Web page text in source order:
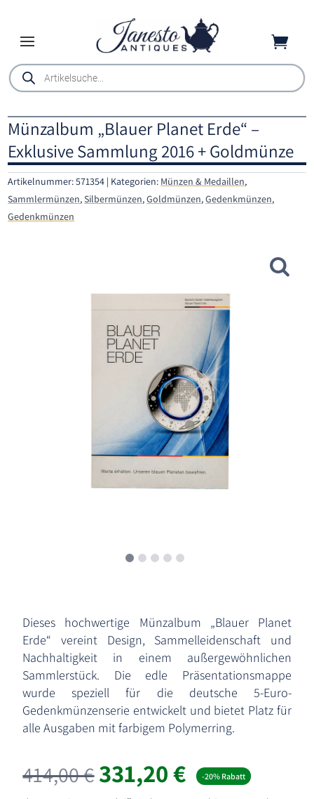

Products
search
Münzalbum „Blauer Planet Erde“ –
Exklusive Sammlung 2016 + Goldmünze
Artikelnummer:571354 Kategorien: Münzen & Medaillen,
Sammlermünzen,Silbermünzen,Goldmünzen,Gedenkmünzen,
Gedenkmünzen
Dieses hochwertige Münzalbum „Blauer Planet
Erde“ vereint Design, Sammelleidenschaft und
Nachhaltigkeit in einem außergewöhnlichen
Sammlerstück. Die edle Präsentationsmappe
wurde speziell für die deutsche 5-Euro-
Gedenkmünzenserie entwickelt und bietet Platz für
alle Ausgaben mit farbigem Polymerring.
414,00€331,20€ -20% Rabatt